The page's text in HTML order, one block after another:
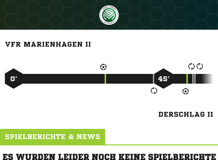
VFR MARIENHAGEN II
0’ 45’
DERSCHLAG II
SPIELBERICHTE & NEWS
ES WURDEN LEIDER NOCH KEINE SPIELBERICHTE